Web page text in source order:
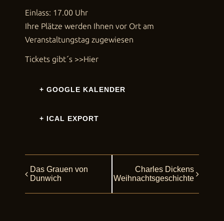
Einlass: 17.00 Uhr
Ihre Plätze werden Ihnen vor Ort am
Veranstaltungstag zugewiesen
Tickets gibt´s >>Hier
+ GOOGLE KALENDER
+ ICAL EXPORT
Veranstaltung
Das Grauen von
Dunwich
Charles Dickens
Weihnachtsgeschichte